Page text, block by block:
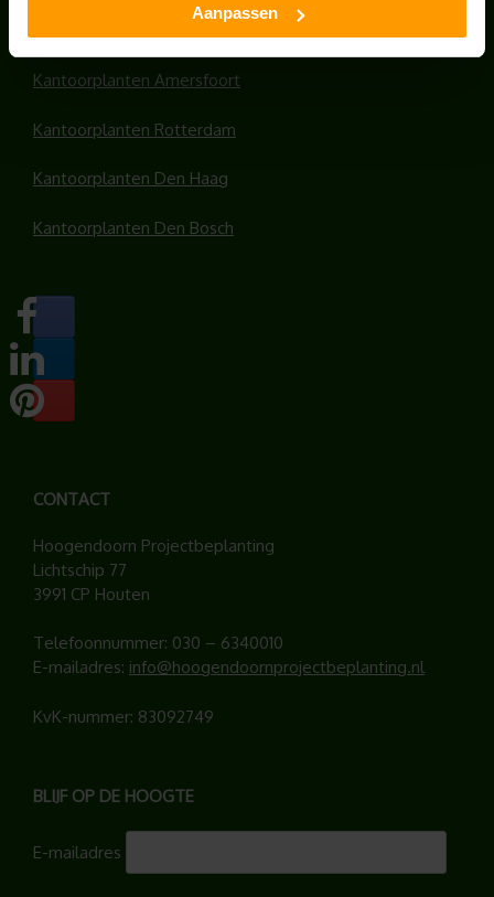
Aanpassen
Kantoorplanten Amersfoort
Kantoorplanten Rotterdam
Kantoorplanten Den Haag
Kantoorplanten Den Bosch
CONTACT
Hoogendoorn Projectbeplanting
Lichtschip 77
3991 CP Houten
Telefoonnummer: 030 – 6340010
E-mailadres: info@hoogendoornprojectbeplanting.nl
KvK-nummer: 83092749
BLIJF OP DE HOOGTE
E-mailadres